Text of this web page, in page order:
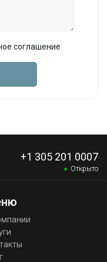
соглашение
+1 305 201 0007
Открыто